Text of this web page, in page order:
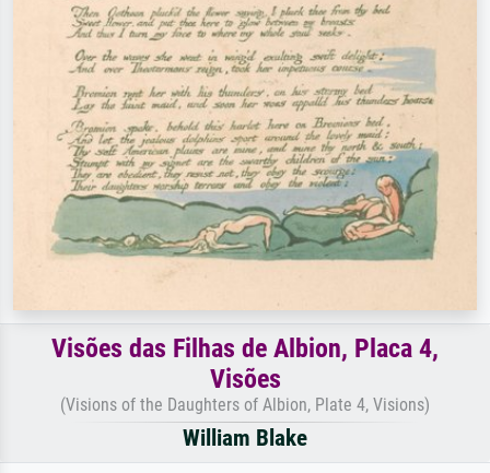
Visões das Filhas de Albion, Placa 4,
Visões
(Visions of the Daughters of Albion, Plate 4, Visions)
William Blake